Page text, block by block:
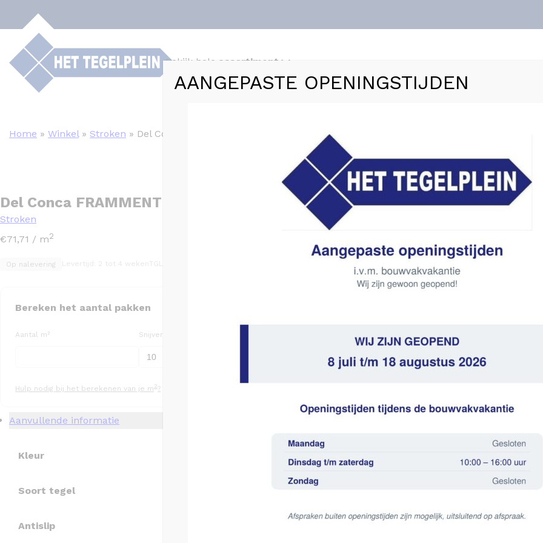
Bekijk hele assortiment
Home » Winkel » Stroken » Del Conca FRAMMENTI AZURRO Blauw glans – 7.5×40
Del Conca FRAMMENTI AZURRO Blauw glans – 7.5×40
Stroken
€71,71 / m2
Op nalevering
Bereken het aantal pakken
Aantal m² Snijverlies (%)
Hulp nodig bij het berekenen van je m2?
Aanvullende informatie
Kleur
Soort tegel
Antislip
AANGEPASTE OPENINGSTIJDEN